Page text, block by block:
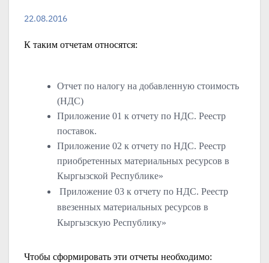
22.08.2016
К таким отчетам относятся:
Отчет по налогу на добавленную стоимость
(НДС)
Приложение 01 к отчету по НДС. Реестр
поставок.
Приложение 02 к отчету по НДС. Реестр
приобретенных материальных ресурсов в
Кыргызской Республике»
Приложение 03 к отчету по НДС. Реестр
ввезенных материальных ресурсов в
Кыргызскую Республику»
Чтобы сформировать эти отчеты необходимо: